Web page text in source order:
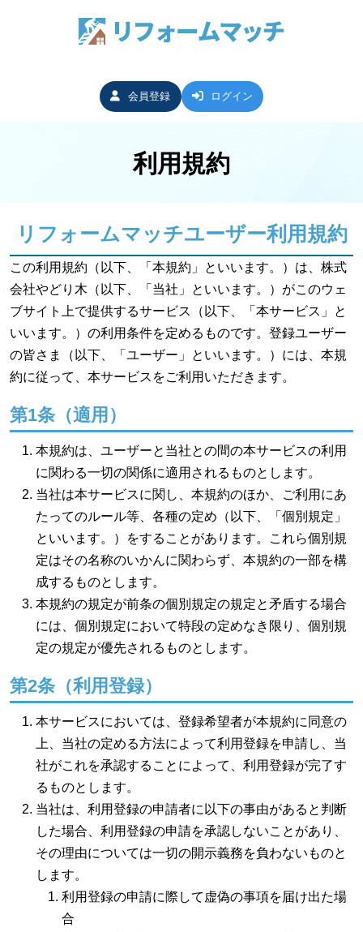
会員登録 ログイン
利用規約
リフォームマッチユーザー利用規約
この利用規約（以下、「本規約」といいます。）は、株式
会社やどり木（以下、「当社」といいます。）がこのウェ
ブサイト上で提供するサービス（以下、「本サービス」と
いいます。）の利用条件を定めるものです。登録ユーザー
の皆さま（以下、「ユーザー」といいます。）には、本規
約に従って、本サービスをご利用いただきます。
第1条（適用）
本規約は、ユーザーと当社との間の本サービスの利用
に関わる一切の関係に適用されるものとします。
当社は本サービスに関し、本規約のほか、ご利用にあ
たってのルール等、各種の定め（以下、「個別規定」
といいます。）をすることがあります。これら個別規
定はその名称のいかんに関わらず、本規約の一部を構
成するものとします。
本規約の規定が前条の個別規定の規定と矛盾する場合
には、個別規定において特段の定めなき限り、個別規
定の規定が優先されるものとします。
第2条（利用登録）
本サービスにおいては、登録希望者が本規約に同意の
上、当社の定める方法によって利用登録を申請し、当
社がこれを承認することによって、利用登録が完了す
るものとします。
当社は、利用登録の申請者に以下の事由があると判断
した場合、利用登録の申請を承認しないことがあり、
その理由については一切の開示義務を負わないものと
します。
利用登録の申請に際して虚偽の事項を届け出た場
合